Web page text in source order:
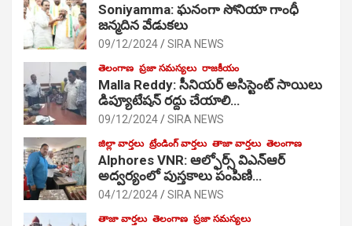
Soniyamma: ఘ‌నంగా సోనియా గాంధీ
జ‌న్మ‌దిన వేడుక‌లు
09/12/2024 SIRA NEWS
తెలంగాణ ప్రజా సమస్యలు రాజకీయం
Malla Reddy: సీనియర్ అసిస్టెంట్ సాయిలు
డిప్యూటేషన్ రద్దు చేయాలి…
09/12/2024 SIRA NEWS
జిల్లా వార్తలు ట్రేండింగ్ వార్తలు తాజా వార్తలు తెలంగాణ
Alphores VNR: ఆల్ఫోర్స్ విఎన్ఆర్
అద్వర్యంలో పుస్తకాలు పంపిణి…
04/12/2024 SIRA NEWS
తాజా వార్తలు తెలంగాణ ప్రజా సమస్యలు